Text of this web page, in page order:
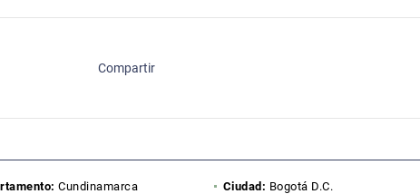
Compartir
Cundinamarca Ciudad: Bogotá D.C.